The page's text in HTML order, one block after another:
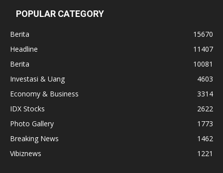
POPULAR CATEGORY
Berita
15670
Headline
11407
Berita
10081
Investasi & Uang
4603
Economy & Business
3314
IDX Stocks
2622
Photo Gallery
1773
Breaking News
1462
Vibiznews
1221